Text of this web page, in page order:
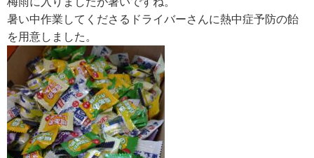
暑い中作業してくださるドライバーさんに熱中症予防の飴
を用意しました。